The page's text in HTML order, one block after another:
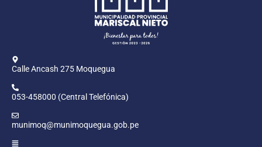
Calle Ancash 275 Moquegua
053-458000 (Central Telefónica)
munimoq@munimoquegua.gob.pe